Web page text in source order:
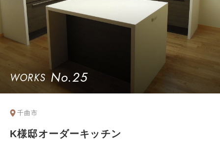
WORKS No.25
千曲市
K様邸オーダーキッチン